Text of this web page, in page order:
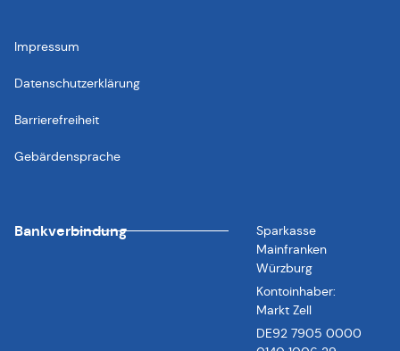
Impressum
Datenschutzerklärung
Barrierefreiheit
Gebärdensprache
Bankverbindung
Sparkasse
Mainfranken
Würzburg
Kontoinhaber:
Markt Zell
DE92 7905 0000